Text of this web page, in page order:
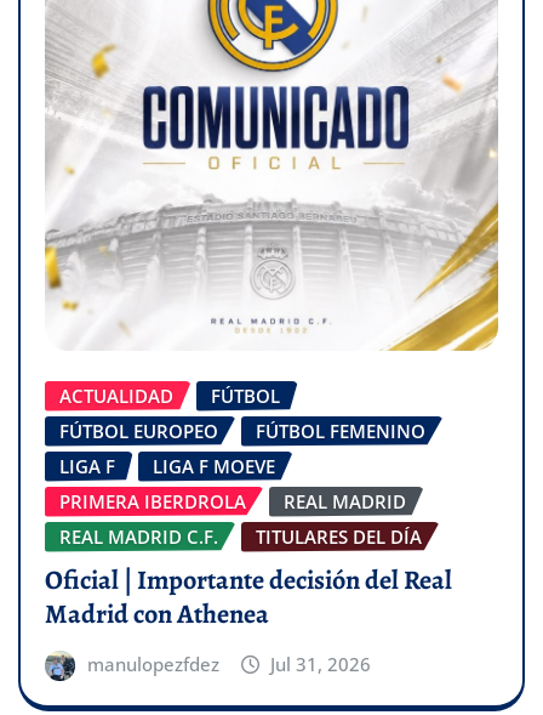
ACTUALIDAD
FÚTBOL
FÚTBOL EUROPEO
FÚTBOL FEMENINO
LIGA F
LIGA F MOEVE
PRIMERA IBERDROLA
REAL MADRID
REAL MADRID C.F.
TITULARES DEL DÍA
Oficial | Importante decisión del Real
Madrid con Athenea
manulopezfdez Jul 31, 2026